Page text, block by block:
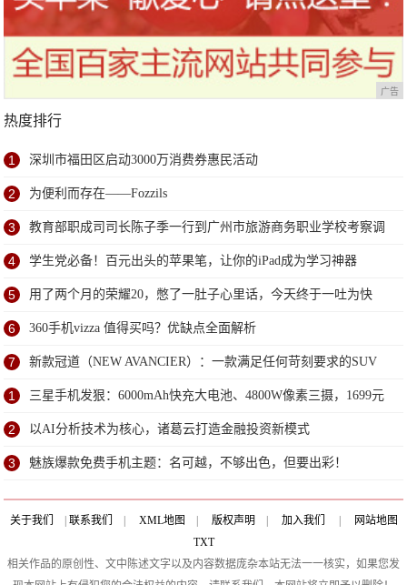
广告
热度排行
1 深圳市福田区启动3000万消费券惠民活动
2 为便利而存在——Fozzils
3 教育部职成司司长陈子季一行到广州市旅游商务职业学校考察调
研
4 学生党必备！百元出头的苹果笔，让你的iPad成为学习神器
5 用了两个月的荣耀20，憋了一肚子心里话，今天终于一吐为快
6 360手机vizza 值得买吗？优缺点全面解析
7 新款冠道（NEW AVANCIER）：一款满足任何苛刻要求的SUV
1 三星手机发狠：6000mAh快充大电池、4800W像素三摄，1699元
2 以AI分析技术为核心，诸葛云打造金融投资新模式
3 魅族爆款免费手机主题：名可越，不够出色，但要出彩！
关于我们 联系我们 XML地图 版权声明 加入我们
网站地图
TXT
相关作品的原创性、文中陈述文字以及内容数据庞杂本站无法一一核实，如果您发